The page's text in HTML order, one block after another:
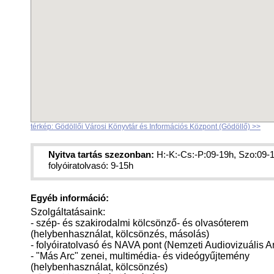
térkép: Gödöllői Városi Könyvtár és Információs Központ (Gödöllő) >>
Nyitva tartás szezonban: H:-K:-Cs:-P:09-19h, Szo:09-
folyóiratolvasó: 9-15h
Egyéb információ:
Szolgáltatásaink:
- szép- és szakirodalmi kölcsönző- és olvasóterem
(helybenhasználat, kölcsönzés, másolás)
- folyóiratolvasó és NAVA pont (Nemzeti Audiovizuális
- "Más Arc" zenei, multimédia- és videógyűjtemény
(helybenhasználat, kölcsönzés)